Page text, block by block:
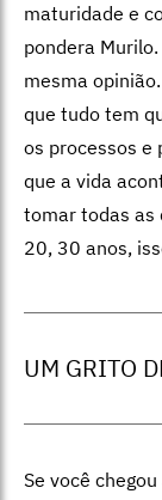
maturidade e
pondera
mesma
que tudo tem
os processos e
que a vida
tomar todas as
20, 30 anos,
UM GRITO
Se você